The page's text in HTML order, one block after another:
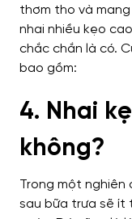
thơm tho và mang
nhai nhiều kẹo
chắc chắn là có.
bao gồm:
4. Nhai
không?
Trong một nghiên
sau bữa trưa sẽ ít